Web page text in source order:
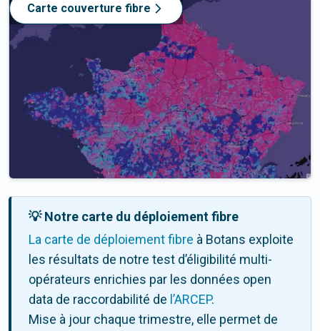
Carte couverture fibre
💡 Notre carte du déploiement fibre
La carte de déploiement fibre à Botans exploite
les résultats de notre test d’éligibilité multi-
opérateurs enrichies par les données open
data de raccordabilité de l’ARCEP.
Mise à jour chaque trimestre, elle permet de